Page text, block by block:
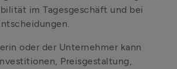
im Tagesgeschäft und bei
oder der Unternehmer kann
Preisgestaltung,